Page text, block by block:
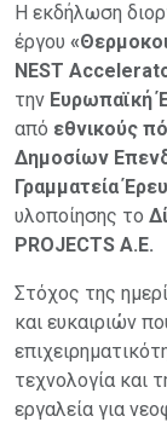
Η εκδήλωση
έργου
NEST
την Ευρωπαϊκή
από εθνικούς
Δημοσίων
Γραμματεία
υλοποίησης το
PROJECTS A.E.
Στόχος της
και ευκαιριών
τεχνολογία και
εργαλεία για